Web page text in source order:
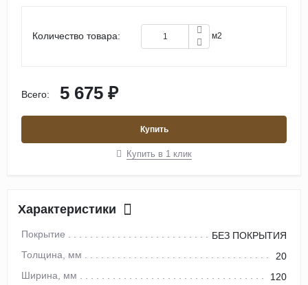
Количество товара: м2
Всего: 5 675 ₽
Купить
Купить в 1 клик
Характеристики
Покрытие
БЕЗ ПОКРЫТИЯ
Толщина, мм
20
Ширина, мм
120